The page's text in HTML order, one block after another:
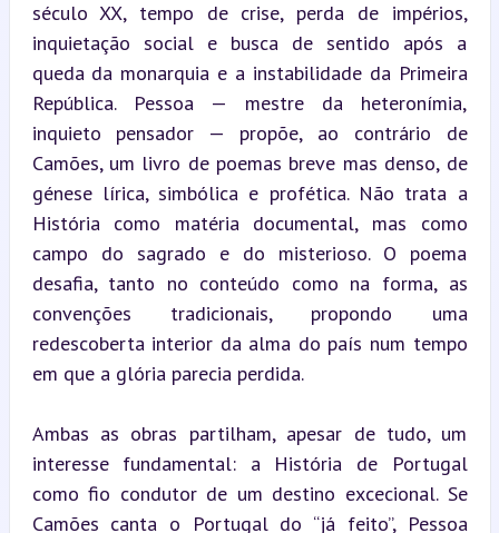
século XX, tempo de crise, perda de impérios,
inquietação social e busca de sentido após a
queda da monarquia e a instabilidade da Primeira
República. Pessoa — mestre da heteronímia,
inquieto pensador — propõe, ao contrário de
Camões, um livro de poemas breve mas denso, de
génese lírica, simbólica e profética. Não trata a
História como matéria documental, mas como
campo do sagrado e do misterioso. O poema
desafia, tanto no conteúdo como na forma, as
convenções tradicionais, propondo uma
redescoberta interior da alma do país num tempo
em que a glória parecia perdida.
Ambas as obras partilham, apesar de tudo, um
interesse fundamental: a História de Portugal
como fio condutor de um destino excecional. Se
Camões canta o Portugal do “já feito”, Pessoa